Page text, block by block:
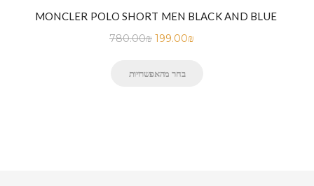
MONCLER POLO SHORT MEN BLACK AND BLUE
780.00₪ 199.00₪
בחר מהאפשרויות